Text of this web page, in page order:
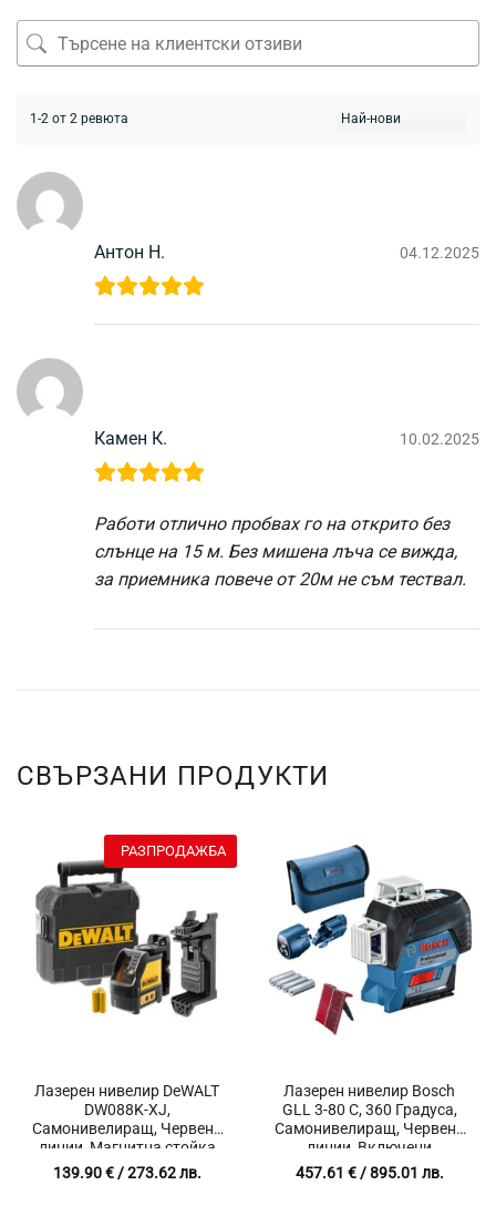
1-2 от 2 ревюта
Антон Н. 04.12.2025
Камен К. 10.02.2025
Работи отлично пробвах го на открито без
слънце на 15 м. Без мишена лъча се вижда,
за приемника повече от 20м не съм тествал.
СВЪРЗАНИ ПРОДУКТИ
Лазерен нивелир DeWALT
DW088K-XJ,
Самонивелиращ, Червени
линии, Магнитна стойка
139.90€/ 273.62 лв.
РАЗПРОДАЖБА
Лазерен нивелир Bosch
GLL 3-80 C, 360 Градуса,
Самонивелиращ, Червени
линии, Включени
аксесоари
457.61 €/ 895.01 лв.